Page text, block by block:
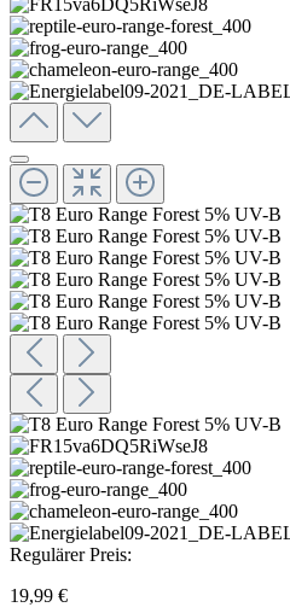
Regulärer Preis:
19,99 €